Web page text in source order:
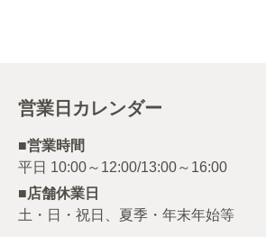
営業日カレンダー
■営業時間
■店舗休業日
土・日・祝日、夏季・年末年始等